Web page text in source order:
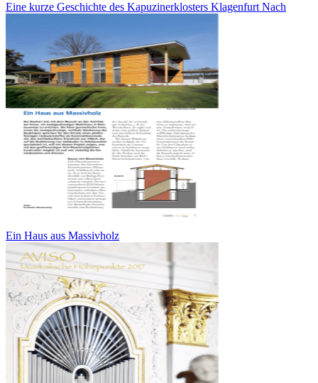
Eine kurze Geschichte des Kapuzinerklosters Klagenfurt Nach
Ein Haus aus Massivholz